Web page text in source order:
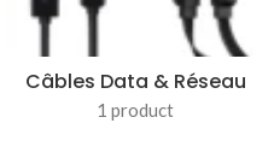
Câbles Data & Réseau
1 product